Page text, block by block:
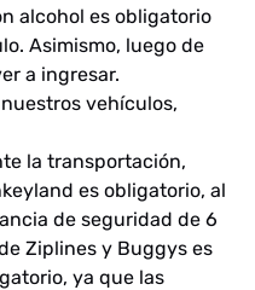
alcohol es obligatorio
Asimismo, luego de
a ingresar.
vehículos,
la transportación,
es obligatorio, al
de seguridad de 6
Ziplines y Buggys es
ya que las